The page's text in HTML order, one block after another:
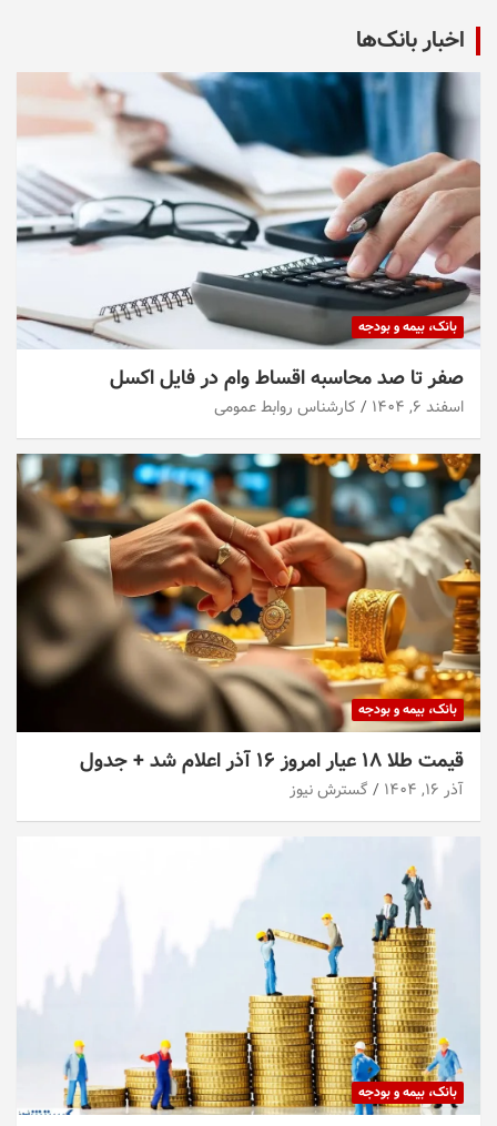
اخبار بانک‌ها
بانک، بیمه و بودجه
صفر تا صد محاسبه اقساط وام در فایل اکسل
اسفند ۶, ۱۴۰۴ کارشناس روابط عمومی
بانک، بیمه و بودجه
قیمت طلا ۱۸ عیار امروز ۱۶ آذر اعلام شد + جدول
آذر ۱۶, ۱۴۰۴ گسترش نیوز
بانک، بیمه و بودجه